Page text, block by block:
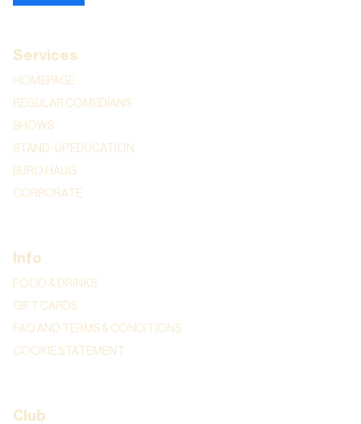
Services
HOMEPAGE
REGULAR COMEDIANS
SHOWS
STAND-UP EDUCATION
BURO HAUG
CORPORATE
Info
FOOD & DRINKS
GIFT CARDS
FAQ AND TERMS & CONDITIONS
COOKIE STATEMENT
Club